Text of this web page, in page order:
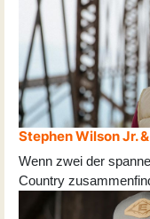
Stephen Wilson Jr.
Wenn zwei der
Country